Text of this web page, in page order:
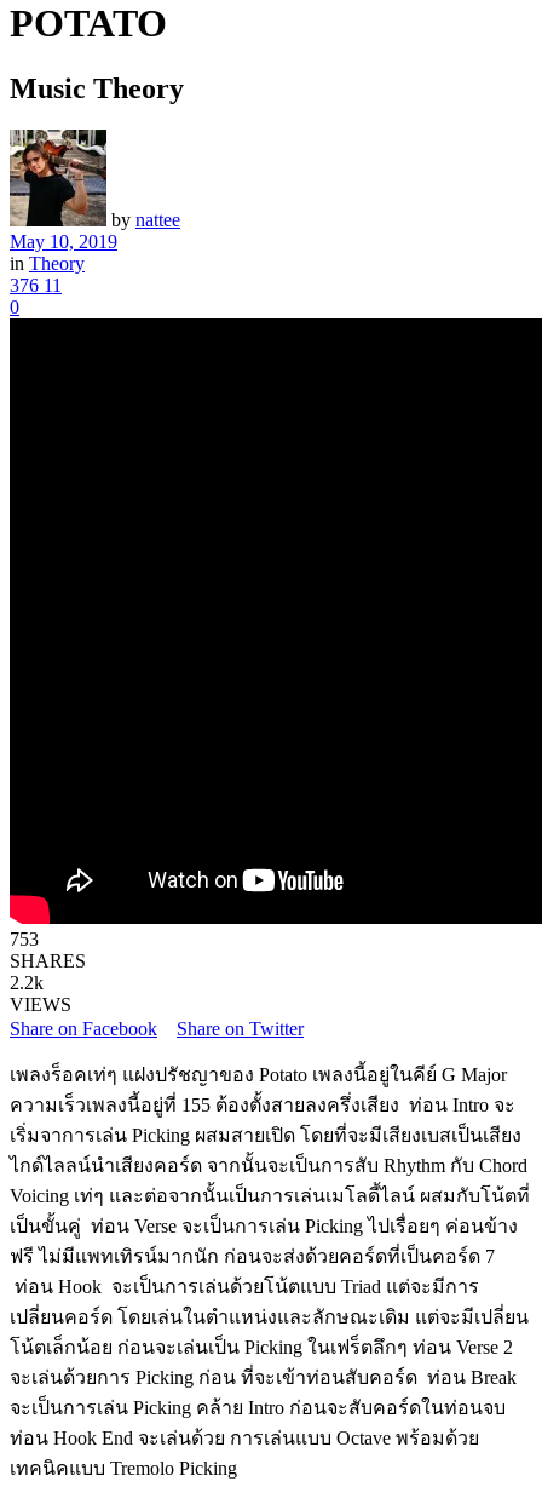
POTATO
Music Theory
by nattee
May 10, 2019
in Theory
376 11
0
753
SHARES
2.2k
VIEWS
Share on Facebook
Share on Twitter
เพลงร็อคเท่ๆ แฝงปรัชญาของ Potato เพลงนี้อยู่ในคีย์ G Major
ความเร็วเพลงนี้อยู่ที่ 155 ต้องตั้งสายลงครึ่งเสียง ท่อน Intro จะ
เริ่มจาการเล่น Picking ผสมสายเปิด โดยที่จะมีเสียงเบสเป็นเสียง
ไกด์ไลลน์นำเสียงคอร์ด จากนั้นจะเป็นการสับ Rhythm กับ Chord
Voicing เท่ๆ และต่อจากนั้นเป็นการเล่นเมโลดี้ไลน์ ผสมกับโน้ตที่
เป็นขั้นคู่ ท่อน Verse จะเป็นการเล่น Picking ไปเรื่อยๆ ค่อนข้าง
ฟรี ไม่มีแพทเทิรน์มากนัก ก่อนจะส่งด้วยคอร์ดที่เป็นคอร์ด 7
ท่อน Hook จะเป็นการเล่นด้วยโน้ตแบบ Triad แต่จะมีการ
เปลี่ยนคอร์ด โดยเล่นในตำแหน่งและลักษณะเดิม แต่จะมีเปลี่ยน
โน้ตเล็กน้อย ก่อนจะเล่นเป็น Picking ในเฟร็ตลึกๆ ท่อน Verse 2
จะเล่นด้วยการ Picking ก่อน ที่จะเข้าท่อนสับคอร์ด ท่อน Break
จะเป็นการเล่น Picking คล้าย Intro ก่อนจะสับคอร์ดในท่อนจบ
ท่อน Hook End จะเล่นด้วย การเล่นแบบ Octave พร้อมด้วย
เทคนิคแบบ Tremolo Picking